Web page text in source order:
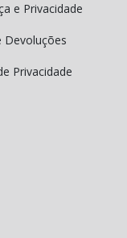
e Privacidade
Devoluções
Privacidade